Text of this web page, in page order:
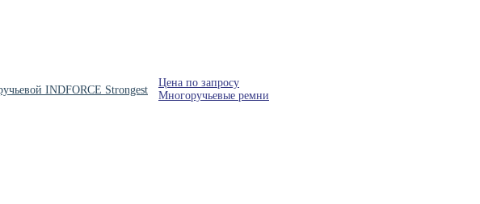
INDFORCE Strongest
Цена по запросу
Многоручьевые ремни